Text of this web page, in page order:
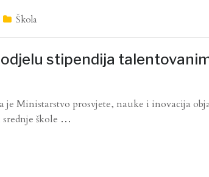
Škola
stipendija
je Ministarstvo prosvjete, nauke i inovacija
škole …